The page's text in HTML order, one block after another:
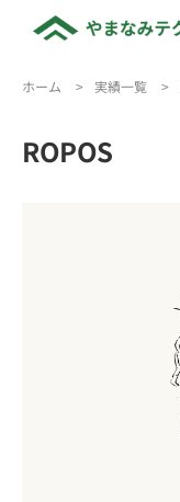
ホーム > 実績一覧 >
ROPOS